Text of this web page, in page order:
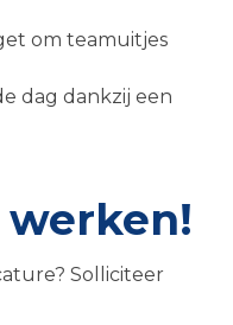
om teamuitjes
dag dankzij een
werken!
Solliciteer